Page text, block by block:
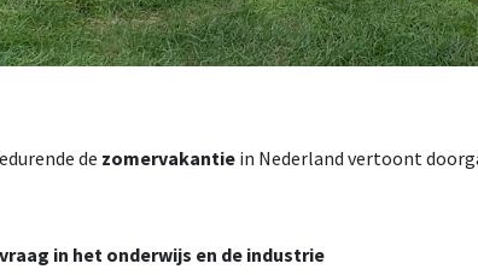
de zomervakantie in Nederland vertoont
in het onderwijs en de industrie